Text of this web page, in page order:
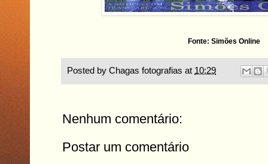
Fonte: Simões Online
Posted by Chagas fotografias at 10:29
Nenhum comentário:
Postar um comentário